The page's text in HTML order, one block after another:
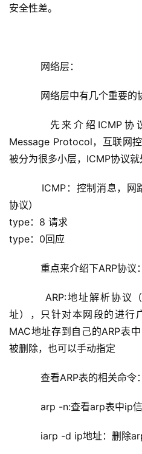
安全性差。
    网络层：
网络层中有几个重要
Message Protocol， 互联网
被分为很多小层，ICMP协议就
协议）
type：8 请求
type：0回应
    重点来介绍下ARP协议：
址），只针对本网段的进行
MAC地址存到自己的ARP表
被删除，也可以手动指定
    查看ARP表的相关命令：
arp -n:查看arp表中ip
iarp -d ip地址：删